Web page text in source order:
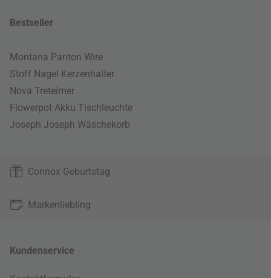
Bestseller
Montana Panton Wire
Stoff Nagel Kerzenhalter
Nova Treteimer
Flowerpot Akku Tischleuchte
Joseph Joseph Wäschekorb
Connox Geburtstag
Markenliebling
Kundenservice